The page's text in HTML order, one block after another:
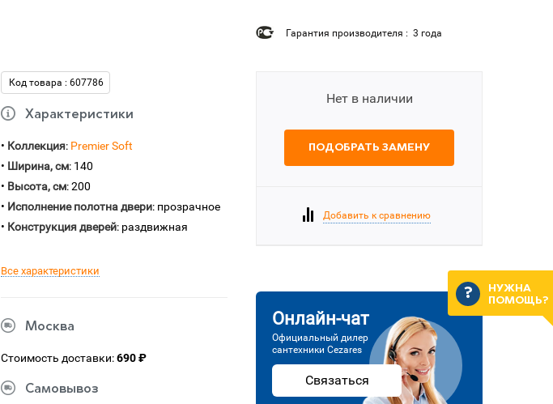
Гарантия производителя : 3 года
Код товара : 607786
Характеристики
• Коллекция: Premier Soft
• Ширина, см: 140
• Высота, см: 200
• Исполнение полотна двери: прозрачное
• Конструкция дверей: раздвижная
Все характеристики
Москва
Стоимость доставки:690 ₽
Самовывоз
Нет в наличии
ПОДОБРАТЬ ЗАМЕНУ
Добавить к сравнению
Онлайн-чат
Официальный дилер
сантехники Cezares
Связаться
НУЖНА
ПОМОЩЬ?